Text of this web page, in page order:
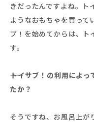
きだったんですよね。ト
ようなおもちゃを買って
ブ！を始めてからは、ト
す。
――トイサブ！の利用によ
たか？
そうですね、お風呂上が